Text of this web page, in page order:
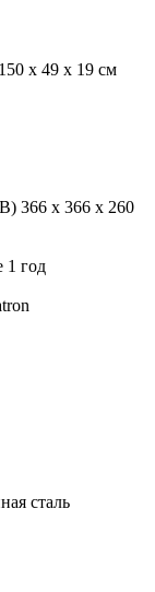
150 x 49 x 19 см
366 x 366 x 260
1 год
сталь